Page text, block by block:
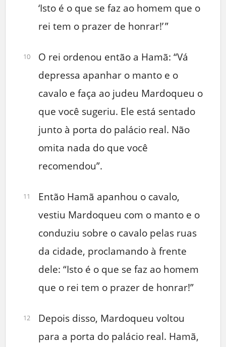
‘Isto é o que se faz ao homem que o
rei tem o prazer de honrar!’ ”
10
O rei ordenou então a Hamã: “Vá
depressa apanhar o manto e o
cavalo e faça ao judeu Mardoqueu o
que você sugeriu. Ele está sentado
junto à porta do palácio real. Não
omita nada do que você
recomendou”.
11
Então Hamã apanhou o cavalo,
vestiu Mardoqueu com o manto e o
conduziu sobre o cavalo pelas ruas
da cidade, proclamando à frente
dele: “Isto é o que se faz ao homem
que o rei tem o prazer de honrar!”
12
Depois disso, Mardoqueu voltou
para a porta do palácio real. Hamã,